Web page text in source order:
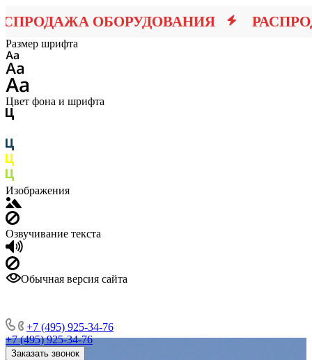
ОБОРУДОВАНИЯ
Размер шрифта
Цвет фона и шрифта
Изображения
Озвучивание текста
Обычная версия сайта
+7 (495) 925-34-76
+7 (495) 925-34-76
Заказать звонок